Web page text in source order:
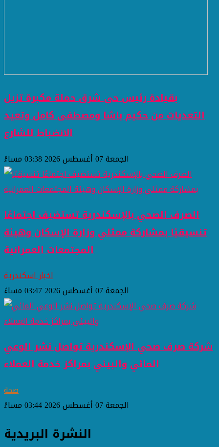
بقيادة رئيس حى شرق حملة مكبرة تزيل
التعديات من حكيم باشا ومصطفى كامل وتعيد
الانضباط للشارع
الجمعة 07 أغسطس 2026 03:38 مساءً
الصرف الصحي بالإسكندرية تستضيف اجتماعًا
تنسيقيًا بمشاركة ممثلي وزارة الإسكان وهيئة
المجتمعات العمرانية
اخبار اسكندرية
الجمعة 07 أغسطس 2026 03:47 مساءً
شركة صرف صحي الإسكندرية تواصل نشر الوعي
المائي والبيئي بمراكز خدمة العملاء
صحة
الجمعة 07 أغسطس 2026 03:44 مساءً
النشرة البريدية